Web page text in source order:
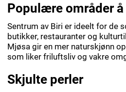
Populære områder å
Sentrum av Biri er ideelt for de
butikker, restauranter og
Mjøsa gir en mer naturskjønn
som liker friluftsliv og vakre
Skjulte perler